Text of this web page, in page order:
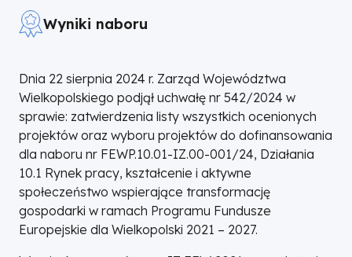
Wyniki naboru
Dnia 22 sierpnia 2024 r. Zarząd Województwa
Wielkopolskiego podjął uchwałę nr 542/2024 w
sprawie: zatwierdzenia listy wszystkich ocenionych
projektów oraz wyboru projektów do dofinansowania
dla naboru nr FEWP.10.01-IZ.00-001/24, Działania
10.1 Rynek pracy, kształcenie i aktywne
społeczeństwo wspierające transformację
gospodarki w ramach Programu Fundusze
Europejskie dla Wielkopolski 2021 – 2027.